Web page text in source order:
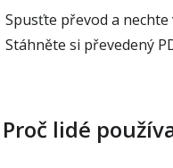
Spusťte převod a nechte
Stáhněte si převedený
Proč lidé